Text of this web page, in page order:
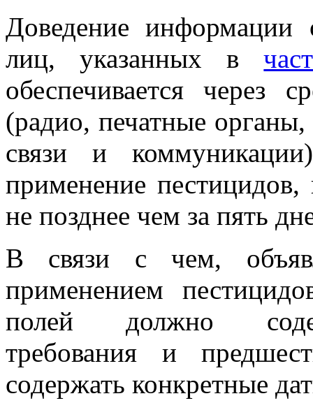
Доведение
лиц, указанных в
обеспечивается через
(радио, печатные органы,
связи и
применение
не позднее чем за пять
В связи с чем,
применением
полей должно
требования и
содержать конкретные